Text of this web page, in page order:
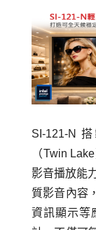
SI-121-N
（Twin
影音播放能
質影音內容
資訊顯示等